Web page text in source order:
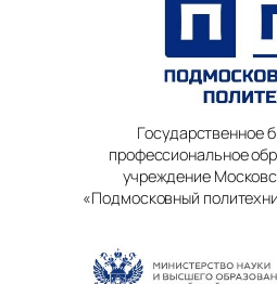
Государственное
профессиональное
учреждение
«Подмосковный